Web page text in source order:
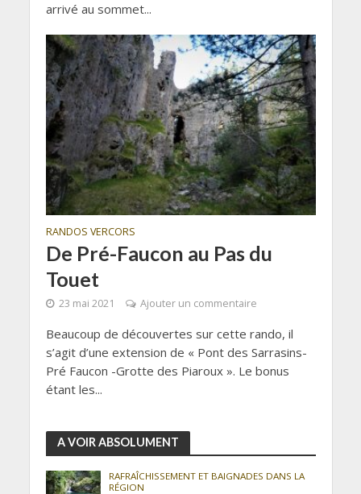
arrivé au sommet...
RANDOS VERCORS
De Pré-Faucon au Pas du
Touet
23 mai 2021 Ajouter un commentaire
Beaucoup de découvertes sur cette rando, il
s’agit d’une extension de « Pont des Sarrasins-
Pré Faucon -Grotte des Piaroux ». Le bonus
étant les...
A VOIR ABSOLUMENT
RAFRAÎCHISSEMENT ET BAIGNADES DANS LA
RÉGION